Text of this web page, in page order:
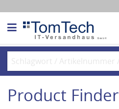
Product Finder